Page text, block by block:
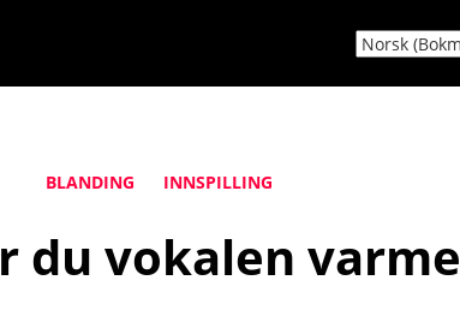
BLANDING INNSPILLING
du vokalen varme